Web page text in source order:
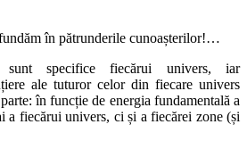
în pătrunderile cunoașterilor!…
sunt specifice fiecărui univers, iar
ale tuturor celor din fiecare univers
în funcție de energia fundamentală a
a fiecărui univers, ci și a fiecărei zone (și